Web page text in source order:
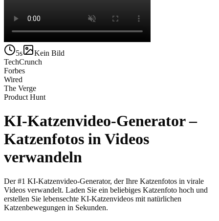
5s
Kein Bild
TechCrunch
Forbes
Wired
The Verge
Product Hunt
KI-Katzenvideo-Generator –
Katzenfotos in Videos
verwandeln
Der #1 KI-Katzenvideo-Generator, der Ihre Katzenfotos in virale
Videos verwandelt. Laden Sie ein beliebiges Katzenfoto hoch und
erstellen Sie lebensechte KI-Katzenvideos mit natürlichen
Katzenbewegungen in Sekunden.